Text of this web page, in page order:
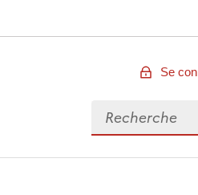
Se
Rechercher des